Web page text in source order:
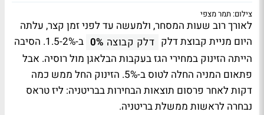
צילום: תמר מצפי
לאורך רוב שעות המסחר, ולמעשה עד לפני זמן קצר, עלתה
היום מניית קבוצת דלק דלק קבוצה 0%
ב-1.5-2%. הסיבה
הייתה הזינוק במחירי הגז בעקבות הבלאגן מול רוסיה. אבל
פתאום המניה החלה לטוס ב-5%. הזינוק החל ממש כמה
דקות לאחר פרסום תוצאות הבחירות בבריטניה: ליז טראס
נבחרה לראשות ממשלת בריטניה.